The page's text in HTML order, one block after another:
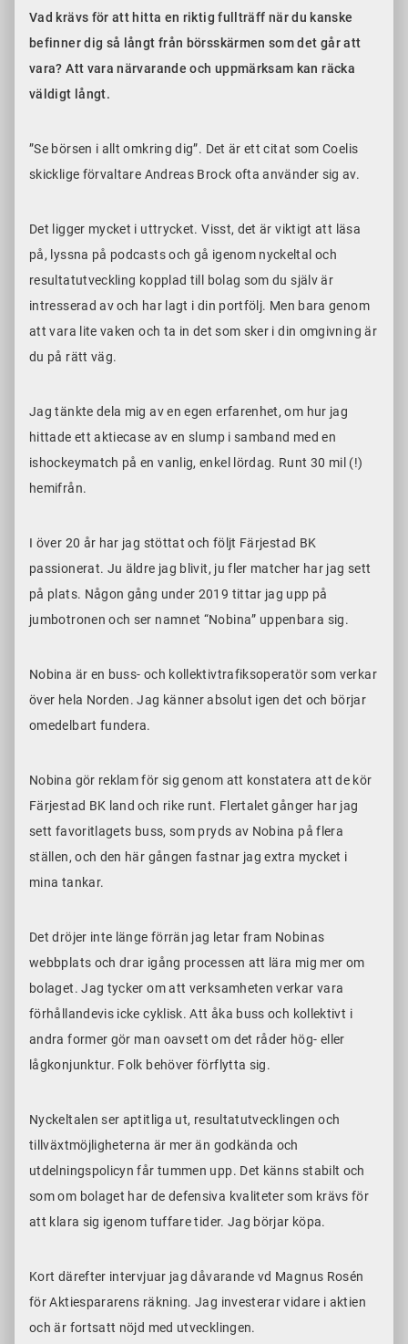
Vad krävs för att hitta en riktig fullträff när du kanske
befinner dig så långt från börsskärmen som det går att
vara? Att vara närvarande och uppmärksam kan räcka
väldigt långt.
”Se börsen i allt omkring dig”. Det är ett citat som Coelis
skicklige förvaltare Andreas Brock ofta använder sig av.
Det ligger mycket i uttrycket. Visst, det är viktigt att läsa
på, lyssna på podcasts och gå igenom nyckeltal och
resultatutveckling kopplad till bolag som du själv är
intresserad av och har lagt i din portfölj. Men bara genom
att vara lite vaken och ta in det som sker i din omgivning är
du på rätt väg.
Jag tänkte dela mig av en egen erfarenhet, om hur jag
hittade ett aktiecase av en slump i samband med en
ishockeymatch på en vanlig, enkel lördag. Runt 30 mil (!)
hemifrån.
I över 20 år har jag stöttat och följt Färjestad BK
passionerat. Ju äldre jag blivit, ju fler matcher har jag sett
på plats. Någon gång under 2019 tittar jag upp på
jumbotronen och ser namnet “Nobina” uppenbara sig.
Nobina är en buss- och kollektivtrafiksoperatör som verkar
över hela Norden. Jag känner absolut igen det och börjar
omedelbart fundera.
Nobina gör reklam för sig genom att konstatera att de kör
Färjestad BK land och rike runt. Flertalet gånger har jag
sett favoritlagets buss, som pryds av Nobina på flera
ställen, och den här gången fastnar jag extra mycket i
mina tankar.
Det dröjer inte länge förrän jag letar fram Nobinas
webbplats och drar igång processen att lära mig mer om
bolaget. Jag tycker om att verksamheten verkar vara
förhållandevis icke cyklisk. Att åka buss och kollektivt i
andra former gör man oavsett om det råder hög- eller
lågkonjunktur. Folk behöver förflytta sig.
Nyckeltalen ser aptitliga ut, resultatutvecklingen och
tillväxtmöjligheterna är mer än godkända och
utdelningspolicyn får tummen upp. Det känns stabilt och
som om bolaget har de defensiva kvaliteter som krävs för
att klara sig igenom tuffare tider. Jag börjar köpa.
Kort därefter intervjuar jag dåvarande vd Magnus Rosén
för Aktiespararens räkning. Jag investerar vidare i aktien
och är fortsatt nöjd med utvecklingen.